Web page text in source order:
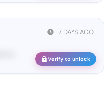
7 DAYS AGO
Verify to unlock